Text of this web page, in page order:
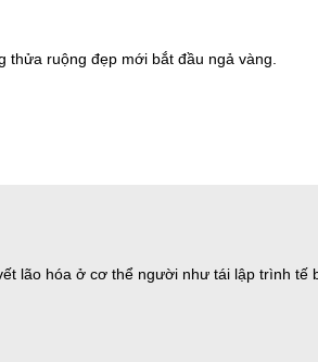
ruộng đẹp mới bắt đầu ngả vàng.
lão hóa ở cơ thể người như tái lập trình tế